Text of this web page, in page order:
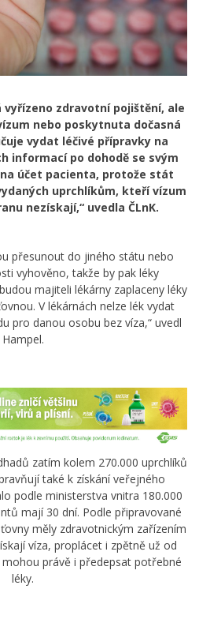
zdravotní pojištění, ale
nebo poskytnuta dočasná
vydat léčivé přípravky na
informací po dohodě se svým
účet pacienta, protože stát
uprchlíkům, kteří vízum
nezískají,“ uvedla ČLnK.
přesunout do jiného státu nebo
vyhověno, takže by pak léky
majiteli lékárny zaplaceny léky
V lékárnách nelze lék vydat
pro danou osobu bez víza,“ uvedl
Hampel.
zatím kolem 270.000 uprchlíků
také k získání veřejného
podle ministerstva vnitra 180.000
mají 30 dní. Podle připravované
měly zdravotnickým zařízením
víza, proplácet i zpětně už od
právě i předepsat potřebné
léky.